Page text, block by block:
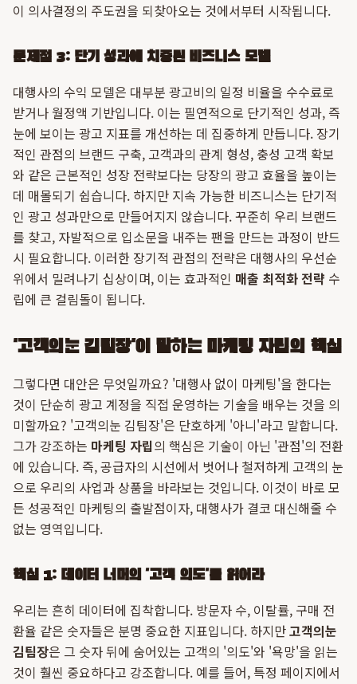
이 의사결정의 주도권을 되찾아오는 것에서부터 시작됩니다.
문제점 3: 단기 성과에 치중된 비즈니스 모델
대행사의 수익 모델은 대부분 광고비의 일정 비율을 수수료로
받거나 월정액 기반입니다. 이는 필연적으로 단기적인 성과, 즉
눈에 보이는 광고 지표를 개선하는 데 집중하게 만듭니다. 장기
적인 관점의 브랜드 구축, 고객과의 관계 형성, 충성 고객 확보
와 같은 근본적인 성장 전략보다는 당장의 광고 효율을 높이는
데 매몰되기 쉽습니다. 하지만 지속 가능한 비즈니스는 단기적
인 광고 성과만으로 만들어지지 않습니다. 꾸준히 우리 브랜드
를 찾고, 자발적으로 입소문을 내주는 팬을 만드는 과정이 반드
시 필요합니다. 이러한 장기적 관점의 전략은 대행사의 우선순
위에서 밀려나기 십상이며, 이는 효과적인 매출 최적화 전략 수
립에 큰 걸림돌이 됩니다.
'고객의눈 김팀장'이 말하는 마케팅 자립의 핵심
그렇다면 대안은 무엇일까요? '대행사 없이 마케팅'을 한다는
것이 단순히 광고 계정을 직접 운영하는 기술을 배우는 것을 의
미할까요? '고객의눈 김팀장'은 단호하게 '아니'라고 말합니다.
그가 강조하는 마케팅 자립의 핵심은 기술이 아닌 '관점'의 전환
에 있습니다. 즉, 공급자의 시선에서 벗어나 철저하게 고객의 눈
으로 우리의 사업과 상품을 바라보는 것입니다. 이것이 바로 모
든 성공적인 마케팅의 출발점이자, 대행사가 결코 대신해줄 수
없는 영역입니다.
핵심 1: 데이터 너머의 '고객 의도'를 읽어라
우리는 흔히 데이터에 집착합니다. 방문자 수, 이탈률, 구매 전
환율 같은 숫자들은 분명 중요한 지표입니다. 하지만고객의눈
김팀장은 그 숫자 뒤에 숨어있는 고객의 '의도'와 '욕망'을 읽는
것이 훨씬 중요하다고 강조합니다. 예를 들어, 특정 페이지에서